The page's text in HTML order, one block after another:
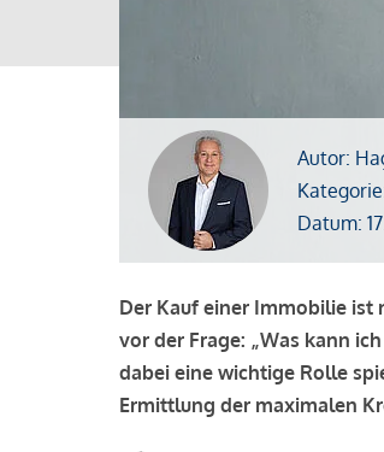
Autor:
Datum:
Der Kauf einer Immobilie ist
vor der Frage: „Was kann
dabei eine wichtige Rolle
Ermittlung der maximalen